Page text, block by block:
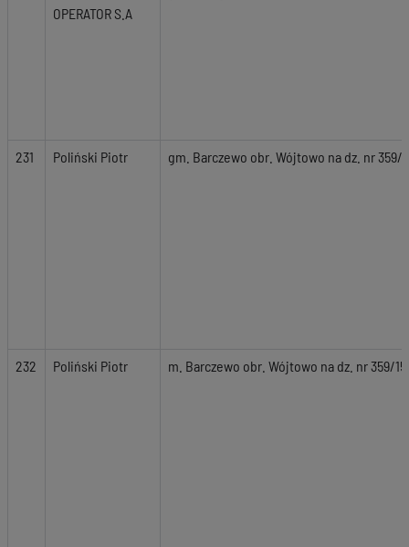
OPERATOR S.A
231 Poliński Piotr gm. Barczewo obr. Wójtowo na dz. nr 359/
232 Poliński Piotr m. Barczewo obr. Wójtowo na dz. nr 359/15